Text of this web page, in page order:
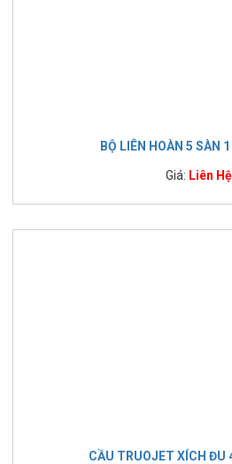
BỘ LIÊN HOÀN 5 SÀN
Giá: Liên Hệ
CẦU TRUOJET XÍCH ĐU